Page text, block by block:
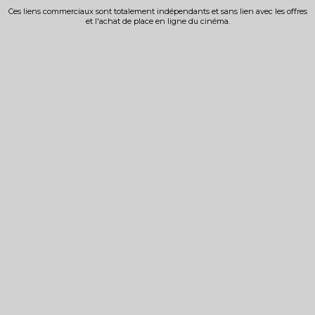
Ces liens commerciaux sont totalement indépendants et sans lien avec les offres
et l'achat de place en ligne du cinéma.